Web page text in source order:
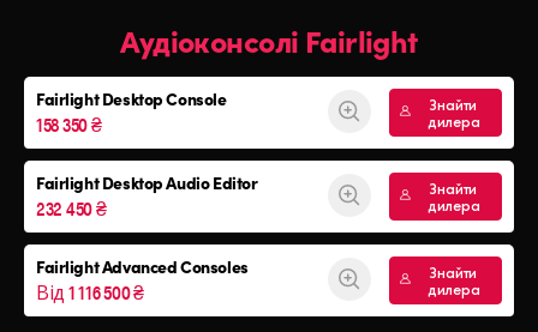
Аудіоконсолі Fairlight
Fairlight Desktop Console
158 350 ₴
Знайти
дилера
Fairlight Desktop Audio Editor
232 450 ₴
Знайти
дилера
Fairlight Advanced Consoles
Від 1 116 500 ₴
Знайти
дилера